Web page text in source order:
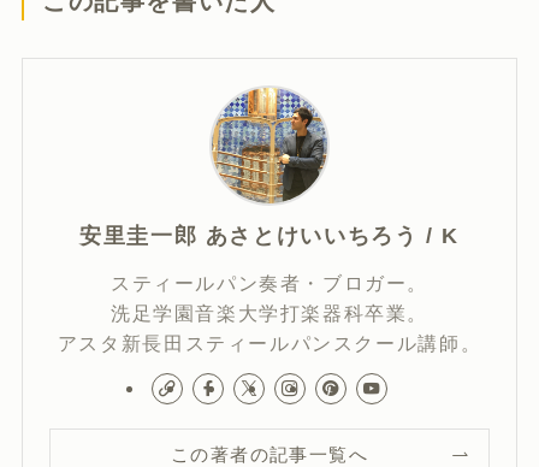
安里圭一郎 あさとけいいちろう / K
スティールパン奏者・ブロガー。
洗足学園音楽大学打楽器科卒業。
アスタ新長田スティールパンスクール講師。
この著者の記事一覧へ